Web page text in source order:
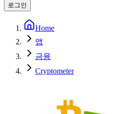
로그인
Home
앱
금융
Cryptometer